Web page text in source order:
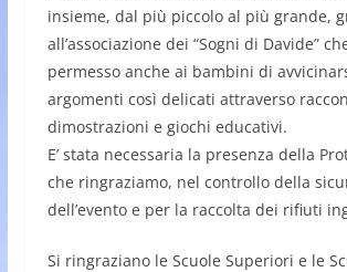
insieme, dal più piccolo al più grande,
all’associazione dei “Sogni di Davide”
permesso anche ai bambini di
argomenti così delicati attraverso
dimostrazioni e giochi educativi.
E’ stata necessaria la presenza della
che ringraziamo, nel controllo della
dell’evento e per la raccolta dei rifiuti
Si ringraziano le Scuole Superiori e le